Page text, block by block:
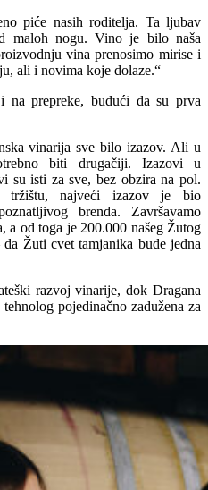
piće nasih roditelja. Ta ljubav
maloh nogu. Vino je bilo naša
vina prenosimo mirise i
ali i novima koje dolaze.“
na prepreke, budući da su prva
vinarija sve bilo izazov. Ali u
biti drugačiji. Izazovi u
su isti za sve, bez obzira na pol.
tržištu, najveći izazov je bio
brenda. Završavamo
a od toga je 200.000 našeg Žutog
Žuti cvet tamjanika bude jedna
razvoj vinarije, dok Dragana
pojedinačno zadužena za